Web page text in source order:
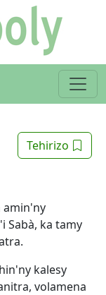
Tehirizo
amin'ny
Sabà, ka tamy
kalesy
volamena